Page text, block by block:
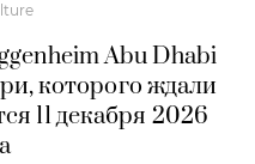
Abu Dhabi
которого ждали
11 декабря 2026